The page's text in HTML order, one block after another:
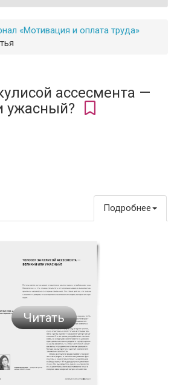
«Мотивация и оплата труда»
ассесмента —
ужасный?
Подробнее
Читать